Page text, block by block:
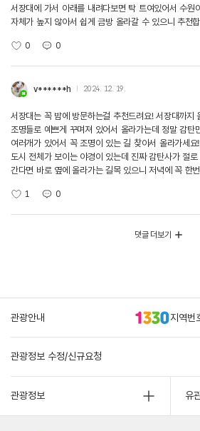
서장대에 가서 아래를 내려다보면 탁 트여있어서 수원
자체가 높지 않아서 쉽게 금방 올라갈 수 있으니 추천
0 0
v******h 2024. 12. 19.
서장대는 꼭 밤에 방문하는걸 추천드려요! 서장대까지
조명들로 예쁘게 꾸며져 있어서 올라가는데 정말 감탄
여러개가 있어서 꼭 조명이 있는 길 찾아서 올라가세
도시 전체가 보이는 야경이 있는데 진짜 감탄사가 절
간다면 바로 옆에 올라가는 길목 있으니 저녁에 꼭 한
1 0
댓글 더보기
관광안내 지역번
관광정보 수정/신규요청
관광정보 유